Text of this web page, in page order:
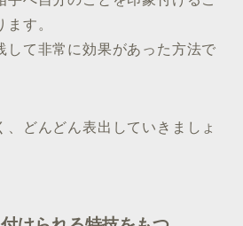
す。
して非常に効果があった方法で
、どんどん表出していきましょ